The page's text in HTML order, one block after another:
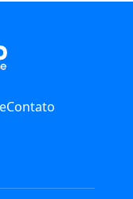
Contato